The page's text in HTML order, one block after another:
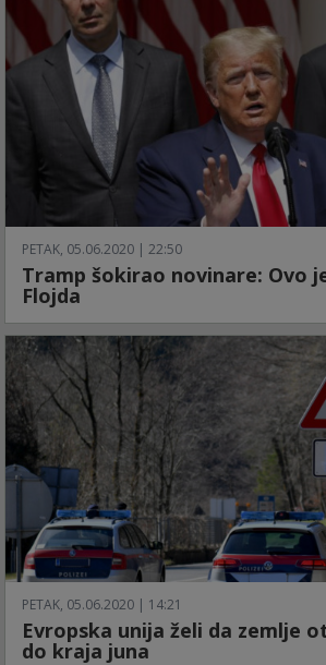
PETAK, 05.06.2020 | 22:50
Tramp šokirao novinare: Ovo
Flojda
PETAK, 05.06.2020 | 14:21
Evropska unija želi da zemlje
do kraja juna